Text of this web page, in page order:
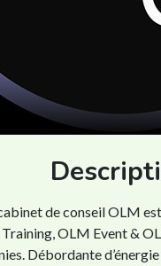
de conseil OLM
OLM Event &
Débordante